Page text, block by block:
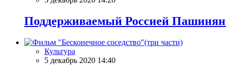
Поддерживаемый Россией Пашинян
Культура
5 декабрь 2020 14:40